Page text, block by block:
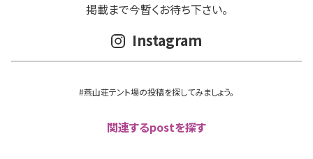
掲載まで今暫くお待ち下さい。
Instagram
#燕山荘テント場の投稿を探してみましょう。
関連するpostを探す